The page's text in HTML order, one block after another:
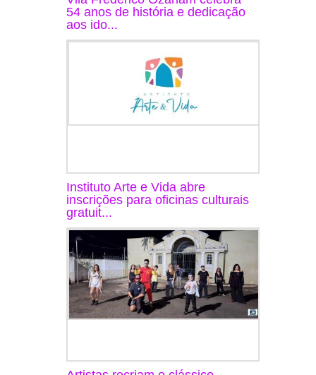
54 anos de história e dedicação
aos ido...
Instituto Arte e Vida abre
inscrições para oficinas culturais
gratuit...